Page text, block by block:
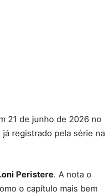
21 de junho de 2026 no
registrado pela série na
Peristere. A nota o
o capítulo mais bem